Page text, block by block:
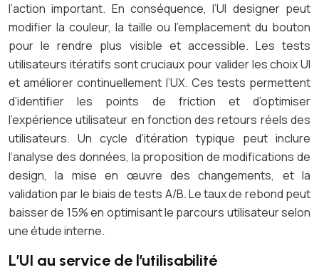
l’action important. En conséquence, l’UI designer peut
modifier la couleur, la taille ou l’emplacement du bouton
pour le rendre plus visible et accessible. Les tests
utilisateurs itératifs sont cruciaux pour valider les choix UI
et améliorer continuellement l’UX. Ces tests permettent
d’identifier les points de friction et d’optimiser
l’expérience utilisateur en fonction des retours réels des
utilisateurs. Un cycle d’itération typique peut inclure
l’analyse des données, la proposition de modifications de
design, la mise en œuvre des changements, et la
validation par le biais de tests A/B. Le taux de rebond peut
baisser de 15% en optimisant le parcours utilisateur selon
une étude interne.
L’UI au service de l’utilisabilité